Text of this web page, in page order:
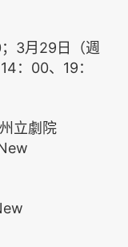
3月29日（週
：00、19：
立劇院